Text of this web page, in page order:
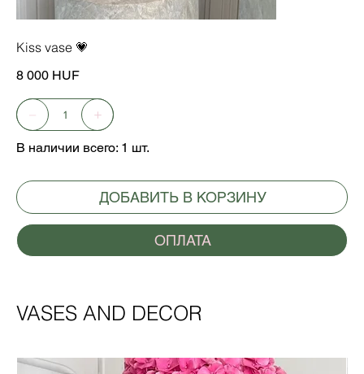
Kiss vase 💗
8 000 HUF
В наличии всего: 1 шт.
ДОБАВИТЬ В КОРЗИНУ
ОПЛАТА
VASES AND DECOR